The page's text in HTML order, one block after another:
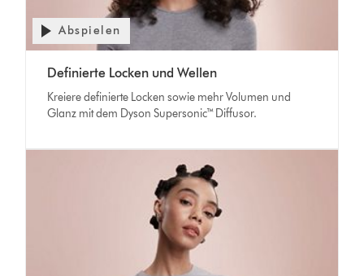
Abspielen
Definierte Locken und Wellen
Kreiere definierte Locken sowie mehr Volumen und
Glanz mit dem Dyson Supersonic™ Diffusor.